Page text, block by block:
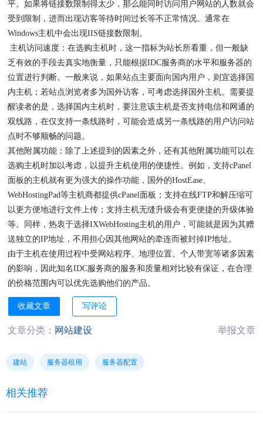
平。如果将链接数限制得太少，那么能同时访问用户网站的人数就会
受到限制，进而出现访客等待时间过长等不正常情况。通常在
Windows主机中会出现IIS链接数限制。
主机访问速度：在选购主机时，这一指标为站长所看重，但一般缺
乏有效的手段去真实地衡量，只能根据IDC服务商的水平和服务器的
位置进行判断。一般来说，如果站点主要面向国内用户，则宜选择国
内主机；若站点浏览者多为国外访客，可考虑选择国外主机。需要提
醒读者的是，选择国内主机时，要注意该主机是否支持电信和网通的
双线路，在仅支持一条线路时，可能会造成另一条线路的用户访问站
点时不够顺畅的问题。
其他附属功能：除了上述提到的因素之外，还有其他附属功能可以在
选购主机时加以考虑，以提升主机使用的便捷性。例如，支持cPanel
面板的主机就有更为强大的操作功能，国外的HostEase、
WebHostingPad等主机商都提供cPanel面板；支持在线FTP和解压缩可
以更方便地进行文件上传；支持主机无缝升级会有更便捷的升级体验
等。同样，热衷于选择IXWebHosting主机的用户，可能就是因为其赠
送独立的IP地址，不用担心因其他网站的牵连而被封掉IP地址。
由于主机在使用过程中受网站程序、地理位置、个人带宽等诸多因素
的影响，因此知名IDC服务商的服务和质量相对比较有保证，在合理
的价格范围内可以优先选购他们的产品。
收藏文章 写评论
文章分类： 网站建设 举报文章
建站 服务器租用 服务器配置
相关推荐